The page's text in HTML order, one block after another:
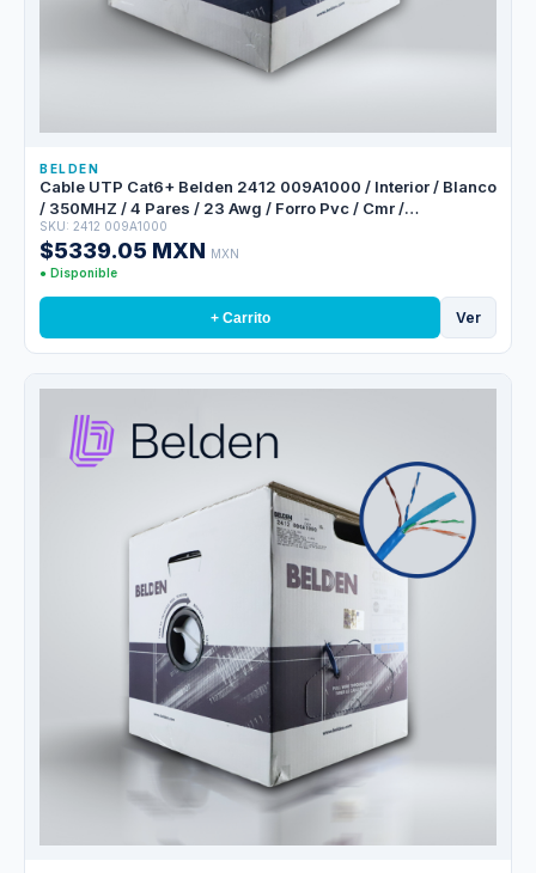
BELDEN
Cable UTP Cat6+ Belden 2412 009A1000 / Interior / Blanco
/ 350MHZ / 4 Pares / 23 Awg / Forro Pvc / Cmr /
Certificable / Bobina En Caja / 1,000 Pies 305 Metros
SKU: 2412 009A1000
$5339.05 MXN MXN
● Disponible
+ Carrito Ver